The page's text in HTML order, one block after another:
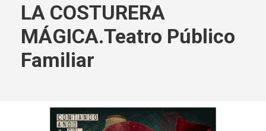
LA COSTURERA
MÁGICA.Teatro Público
Familiar